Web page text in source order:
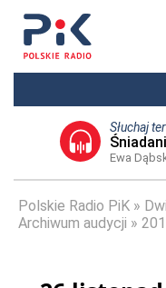
Słuchaj
Ewa
Polskie Radio PiK
Archiwum audycji